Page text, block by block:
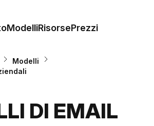
ModelliRisorsePrezzi
Modelli
DI EMAIL